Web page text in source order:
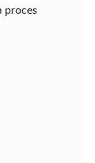
proces